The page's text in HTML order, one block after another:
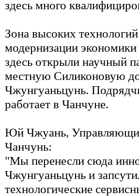
здесь много
Зона высоких
модернизации
здесь открыли научный
местную Силиконовую
Чжунгуаньцунь.
работает в Чанчуне.
Юй Чжуань,
Чанчунь:
"Мы перенесли сюда
Чжунгуаньцунь и
технологические